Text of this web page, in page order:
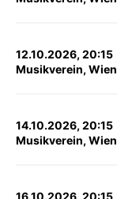
12.10.2026, 20:15
Musikverein, Wien
14.10.2026, 20:15
Musikverein, Wien
16.10.2026, 20:15